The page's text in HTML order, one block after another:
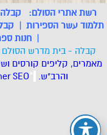
רשת אתרי הסולם:
תלמוד עשר הספירות |
| חנות
קבלה - בית מדרש הסולם
מאמרים, קליפים קורסים
והרב"ש. *
SEO